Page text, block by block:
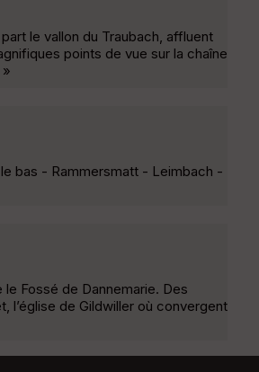
le vallon du Traubach, affluent
points de vue sur la chaîne
bas - Rammersmatt - Leimbach -
Fossé de Dannemarie. Des
l’église de Gildwiller où convergent